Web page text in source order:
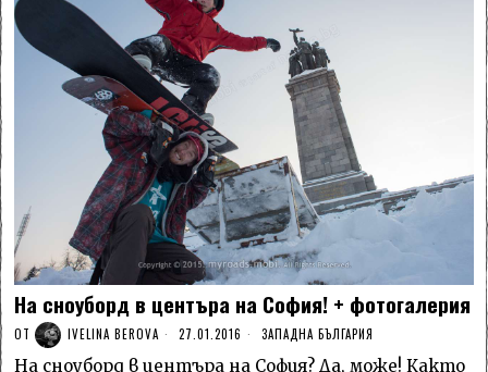
На сноуборд в центъра на София! + фотогалерия
ОТ IVELINA BEROVA 27.01.2016 ЗАПАДНА БЪЛГАРИЯ
На сноуборд в центъра на София? Да, може! Както